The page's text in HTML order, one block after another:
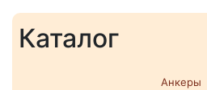
Каталог
Анкеры